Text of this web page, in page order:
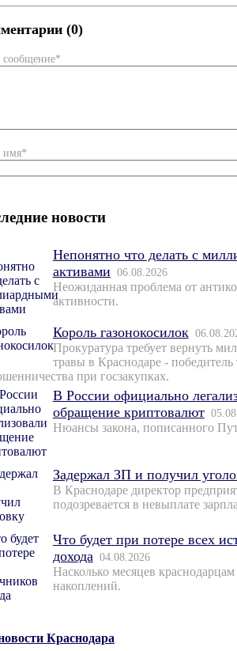
(0)
имя*
новости
Непонятно что делать с
активами 06.08.2026
Неожиданная проблема от
активности.
Король газонокосилок
Прокуратура требует вернуть
травы в Краснодаре - победитель
при госзакупках.
В России официально
обращение криптовалют
Нюансы закона, пописанного
Задержал ЗП и получил
В Краснодаре директор
подозревается в невыплате
Что будет при потере всех
дохода 04.08.2026
Насколько месяцев
накоплений.
Краснодара